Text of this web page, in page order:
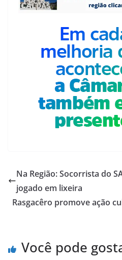
Na Região: Socorrista do
jogado em lixeira
Rasgacêro promove ação
Você pode